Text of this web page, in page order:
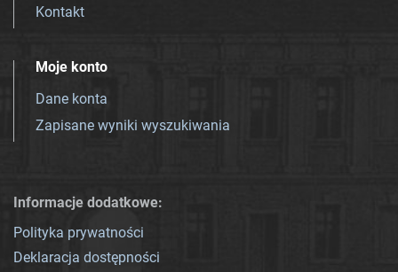
Kontakt
Moje konto
Dane konta
Zapisane wyniki wyszukiwania
Informacje dodatkowe:
Polityka prywatności
Deklaracja dostępności